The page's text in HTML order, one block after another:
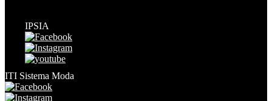
IPSIA
ITI Sistema Moda